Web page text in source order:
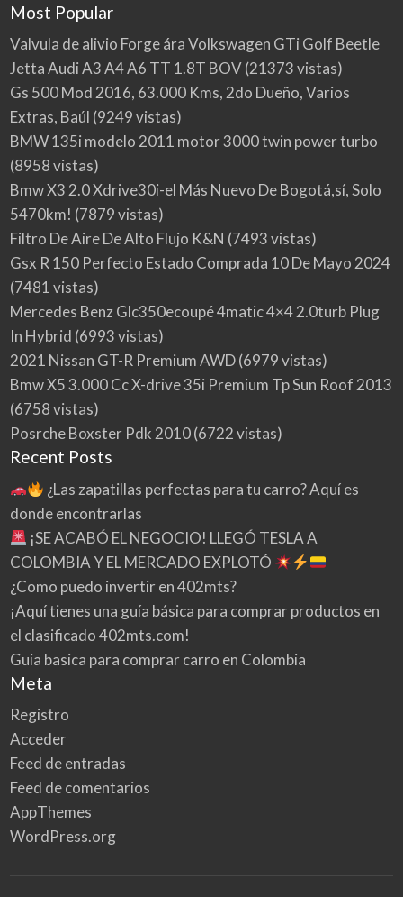
Most Popular
Valvula de alivio Forge ára Volkswagen GTi Golf Beetle
Jetta Audi A3 A4 A6 TT 1.8T BOV(21373 vistas)
Gs 500 Mod 2016, 63.000 Kms, 2do Dueño, Varios
Extras, Baúl (9249 vistas)
BMW 135i modelo 2011 motor 3000 twin power turbo
(8958 vistas)
Bmw X3 2.0 Xdrive30i-el Más Nuevo De Bogotá,sí, Solo
5470km! (7879 vistas)
Filtro De Aire De Alto Flujo K&N (7493 vistas)
Gsx R 150 Perfecto Estado Comprada 10 De Mayo 2024
(7481 vistas)
Mercedes Benz Glc350ecoupé 4matic 4×4 2.0turb Plug
In Hybrid (6993 vistas)
2021 Nissan GT-R Premium AWD(6979 vistas)
Bmw X5 3.000 Cc X-drive 35i Premium Tp Sun Roof 2013
(6758 vistas)
Posrche Boxster Pdk 2010(6722 vistas)
Recent Posts
¿Las zapatillas perfectas para tu carro? Aquí es
donde encontrarlas
¡SE ACABÓ EL NEGOCIO! LLEGÓ TESLA A
COLOMBIA Y EL MERCADO EXPLOTÓ
¿Como puedo invertir en 402mts?
¡Aquí tienes una guía básica para comprar productos en
el clasificado 402mts.com!
Guia basica para comprar carro en Colombia
Meta
Registro
Acceder
Feed de entradas
Feed de comentarios
AppThemes
WordPress.org